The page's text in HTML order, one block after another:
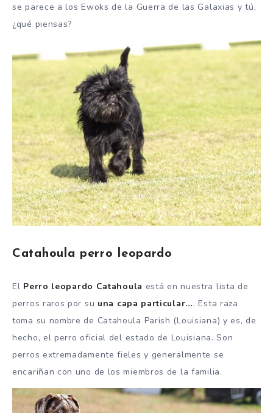
se parece a los Ewoks de la Guerra de las Galaxias y tú,
¿qué piensas?
Catahoula perro leopardo
El Perro leopardo Catahoula está en nuestra lista de
perros raros por su una capa particular…. Esta raza
toma su nombre de Catahoula Parish (Louisiana) y es, de
hecho, el perro oficial del estado de Louisiana. Son
perros extremadamente fieles y generalmente se
encariñan con uno de los miembros de la familia.